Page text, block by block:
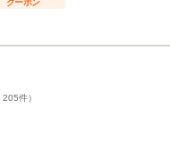
クーポン
205件）